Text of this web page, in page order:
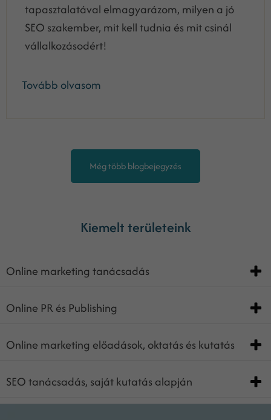
tapasztalatával elmagyarázom, milyen a jó
SEO szakember, mit kell tudnia és mit csinál
vállalkozásodért!
Tovább olvasom
Még több blogbejegyzés
Kiemelt területeink
Online marketing tanácsadás
Online PR és Publishing
Online marketing előadások, oktatás és kutatás
SEO tanácsadás, saját kutatás alapján